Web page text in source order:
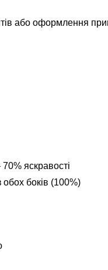
або оформлення
яскравості
обох боків (100%)